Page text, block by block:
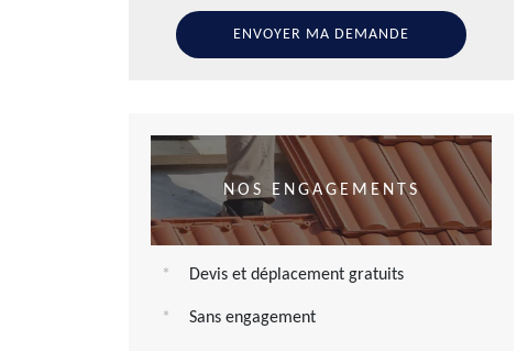
NOS ENGAGEMENTS
Devis et déplacement gratuits
Sans engagement